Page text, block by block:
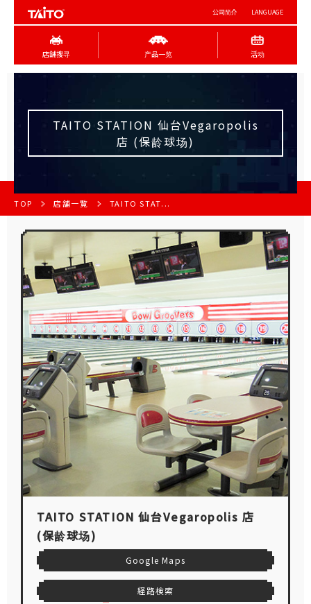
公司简介 LANGUAGE
店舖搜寻 产品一览 活动
TAITO STATION 仙台Vegaropolis
店 (保龄球场)
TOP 店舗一覧 TAITO STAT...
TAITO STATION 仙台Vegaropolis 店
(保龄球场)
Google Maps
経路検索